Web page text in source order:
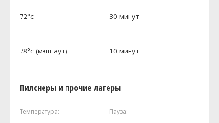
72°c 30 минут
78°c (мэш-аут) 10 минут
Пилснеры и прочие лагеры
Температура: Пауза: